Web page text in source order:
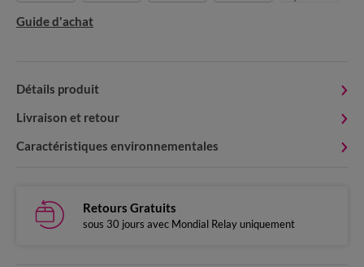
Guide d'achat
Détails produit
Livraison et retour
Caractéristiques environnementales
Retours Gratuits
sous 30 jours avec Mondial Relay uniquement